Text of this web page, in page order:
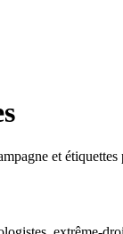
et étiquettes